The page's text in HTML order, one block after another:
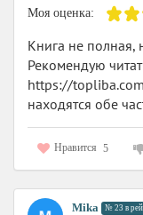
Моя оценка:
Книга не полная,
Рекомендую
https://
находятся обе
Нравится 5
Mika № 23 в